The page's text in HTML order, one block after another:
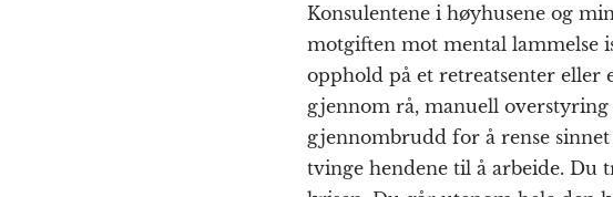
Konsulentene i høyhusene og
motgiften mot mental lammelse
opphold på et retreatsenter eller
gjennom rå, manuell
gjennombrudd for å rense
tvinge hendene til å arbeide. Du